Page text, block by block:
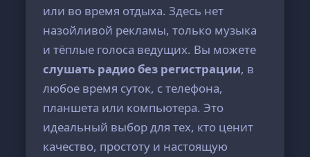
или во время отдыха. Здесь нет
назойливой рекламы, только музыка
и тёплые голоса ведущих. Вы можете
слушать радио без регистрации, в
любое время суток, с телефона,
планшета или компьютера. Это
идеальный выбор для тех, кто ценит
качество, простоту и настоящую